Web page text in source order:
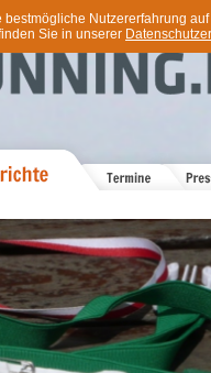
Nutzererfahrung
Sie in unserer